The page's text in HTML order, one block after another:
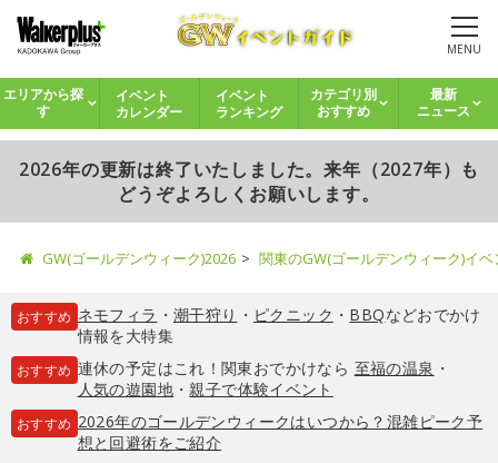
MENU
エリアから探
す
イベント
カレンダー
イベント
ランキング
カテゴリ別
おすすめ
最新
ニュース
2026年の更新は終了いたしました。来年（2027年）も
どうぞよろしくお願いします。
GW(ゴールデンウィーク)2026 関東のGW(ゴールデンウィーク)イ
おすすめ ネモフィラ ・ 潮干狩り ・ ピクニック ・ BBQなどおでかけ
情報を大特集
おすすめ 連休の予定はこれ！関東おでかけなら 至福の温泉 ・
人気の遊園地・親子で体験イベント
おすすめ 2026年のゴールデンウィークはいつから？混雑ピーク予
想と回避術をご紹介